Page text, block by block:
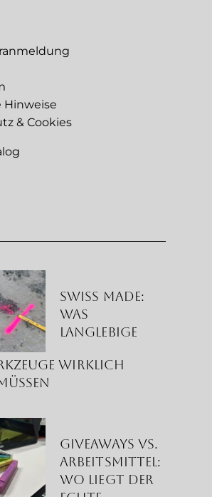
Hinweise
& Cookies
Swiss Made:
Was
langlebige
wirklich
Giveaways vs.
Arbeitsmittel:
Wo liegt der